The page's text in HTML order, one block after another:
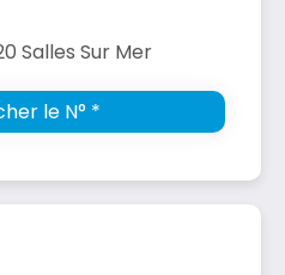
Salles Sur Mer
le N° *